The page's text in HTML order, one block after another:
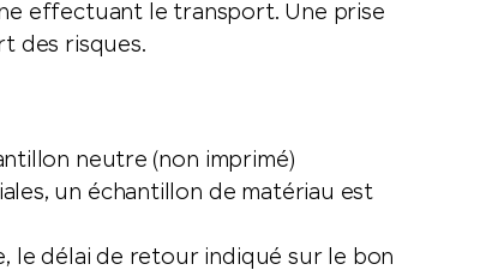
effectuant le transport. Une prise
des risques.
neutre (non imprimé)
un échantillon de matériau est
le délai de retour indiqué sur le bon